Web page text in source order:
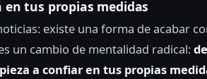
en tus propias medidas
existe una forma de acabar
un cambio de mentalidad radical:
a confiar en tus propias